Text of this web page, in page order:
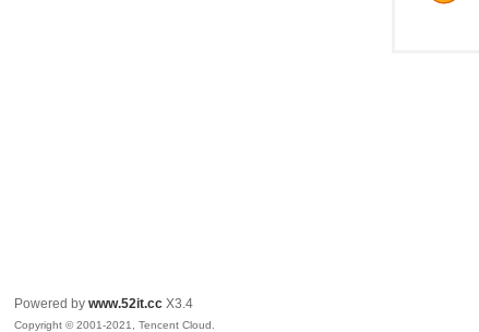
Powered bywww.52it.cc X3.4
Copyright © 2001-2021, Tencent Cloud.